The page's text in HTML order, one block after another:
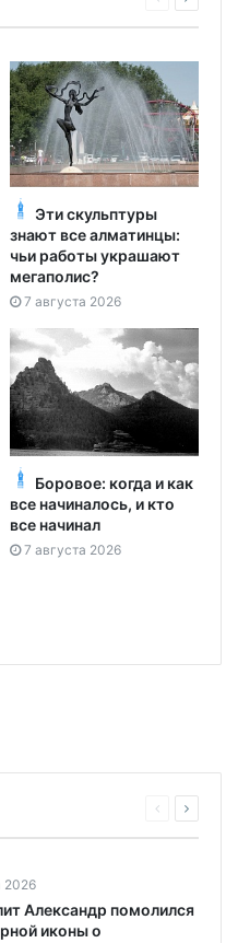
Эти скульптуры
знают все алматинцы:
чьи работы украшают
мегаполис?
7 августа 2026
Боровое: когда и как
все начиналось, и кто
все начинал
7 августа 2026
2026
Александр помолился
иконы о